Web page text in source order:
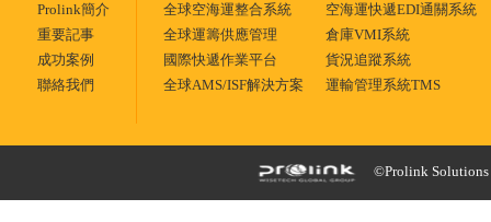
Prolink簡介
重要記事
成功案例
聯絡我們
全球空海運整合系統
空海運快遞EDI通關系統
全球運籌供應管理
倉庫VMI系統
國際快遞作業平台
貨況追蹤系統
全球AMS/ISF解決方案
運輸管理系統TMS
©Prolink Solutions